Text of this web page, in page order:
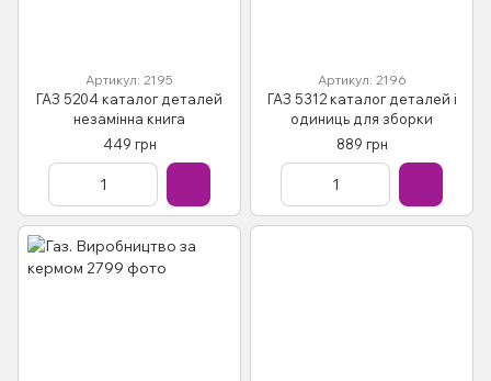
Артикул: 2195
ГАЗ 5204 каталог деталей
незамінна книга
449 грн
Артикул: 2196
ГАЗ 5312 каталог деталей і
одиниць для зборки
889 грн